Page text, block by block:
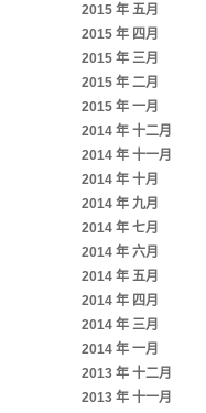
2015 年 五月
2015 年 四月
2015 年 三月
2015 年 二月
2015 年 一月
2014 年 十二月
2014 年 十一月
2014 年 十月
2014 年 九月
2014 年 七月
2014 年 六月
2014 年 五月
2014 年 四月
2014 年 三月
2014 年 一月
2013 年 十二月
2013 年 十一月